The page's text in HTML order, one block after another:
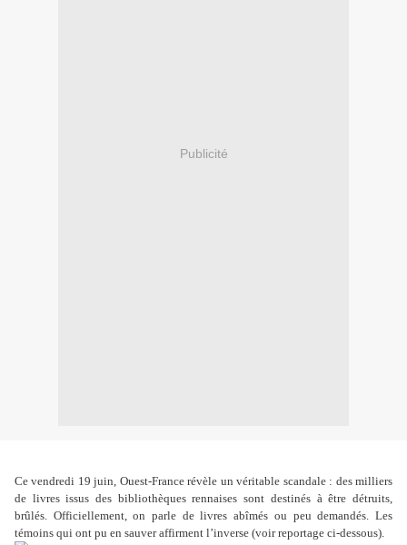
Publicité
Ce vendredi 19 juin, Ouest-France révèle un véritable scandale : des milliers
de livres issus des bibliothèques rennaises sont destinés à être détruits,
brûlés. Officiellement, on parle de livres abîmés ou peu demandés. Les
témoins qui ont pu en sauver affirment l’inverse (voir reportage ci-dessous).